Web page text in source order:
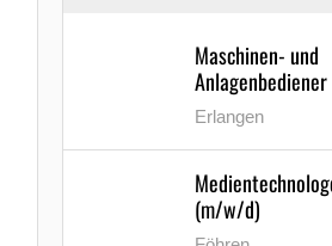
Maschinen- und
Erlangen
(m/w/d)